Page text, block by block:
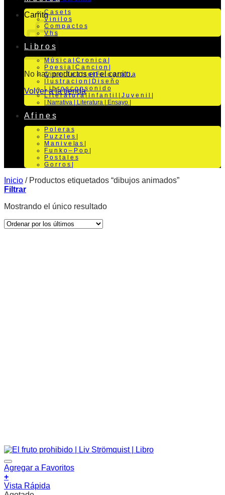
Carrito
No hay productos en el carrito.
Volver a la tienda
C a s e t s
V i n i l o s
C o m p a c t o s
V h s
L i b r o s
M ú s i c a | C r o n i c a |
P o e s i a | C a n c i o n |
C i n e | T e a t r o | Fo t o g r a f i a
I l u s t r a c i o n | D i s e ñ o
L i b r o s c o n s o n i d o
L i t e r a t u r a | I n f a n t i l | J u v e n i l |
| Narrativa | Literatura | Ensayo |
A f i n e s
P o l e r a s
P u z z l e s |
M a n i v e la s |
F u n k o – P o p |
P o s t a l e s
G o r r o s |
Inicio /Productos etiquetados “dibujos animados”
Filtrar
Mostrando el único resultado
Agregar a Favoritos
+
Vista Rápida